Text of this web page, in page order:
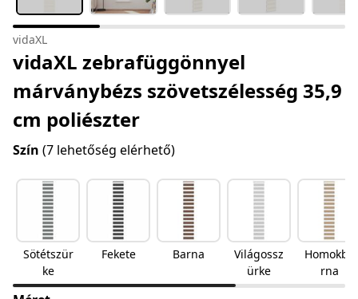
vidaXL
vidaXL zebrafüggönnyel
márványbézs szövetszélesség 35,9
cm poliészter
Szín (7 lehetőség elérhető)
Sötétszür
ke
Fekete Barna
Világossz
ürke
Homokba
rna